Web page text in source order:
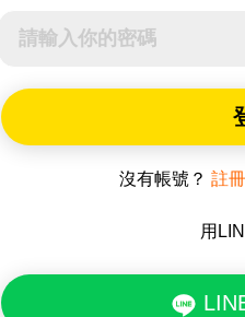
沒有帳號？ 註
用